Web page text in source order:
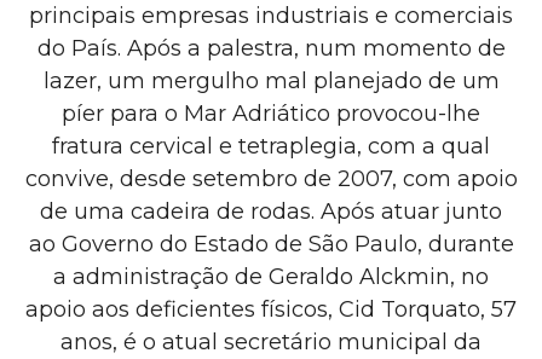
principais empresas industriais e comerciais
do País. Após a palestra, num momento de
lazer, um mergulho mal planejado de um
píer para o Mar Adriático provocou-lhe
fratura cervical e tetraplegia, com a qual
convive, desde setembro de 2007, com apoio
de uma cadeira de rodas. Após atuar junto
ao Governo do Estado de São Paulo, durante
a administração de Geraldo Alckmin, no
apoio aos deficientes físicos, Cid Torquato, 57
anos, é o atual secretário municipal da